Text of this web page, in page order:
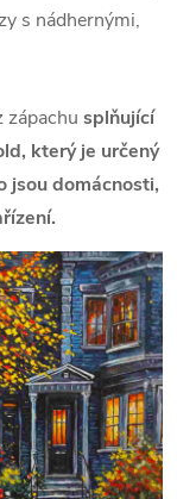
s nádhernými,
zápachu splňující
který je určený
jsou domácnosti,